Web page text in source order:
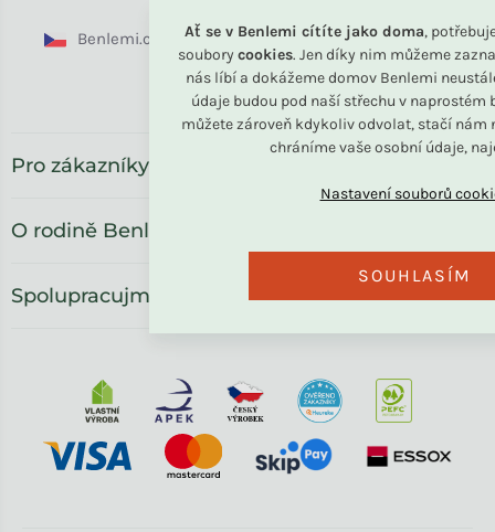
Ať se v Benlemi cítíte jako doma,
soubory cookies. Jen díky nim můžeme
nás líbí a dokážeme domov Benlemi
údaje budou pod naší střechu v naprostém
můžete zároveň kdykoliv odvolat, stačí nám
chráníme vaše osobní údaje,
SOUHLASÍM
Benlemi.cz Benlemi.sk Benlemi.com
Benlemi.ro
Pro zákazníky
O rodině Benlemi
Spolupracujme